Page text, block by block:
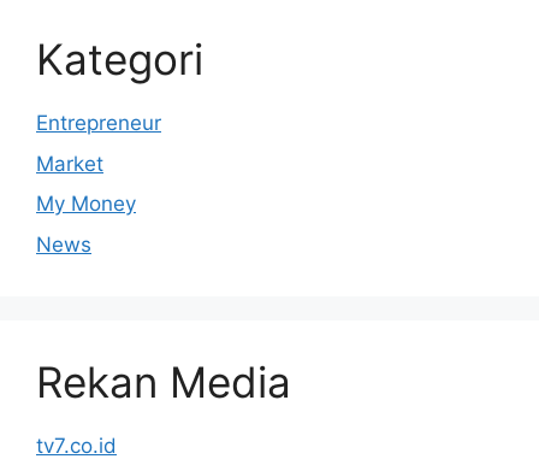
Kategori
Entrepreneur
Market
My Money
News
Rekan Media
tv7.co.id